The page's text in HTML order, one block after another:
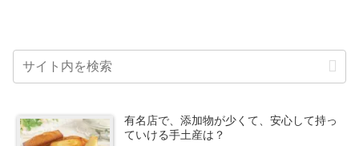
有名店で、添加物が少くて、安心して持っ
ていける手土産は？